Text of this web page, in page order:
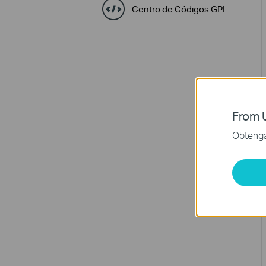
Centro de Códigos GPL
From